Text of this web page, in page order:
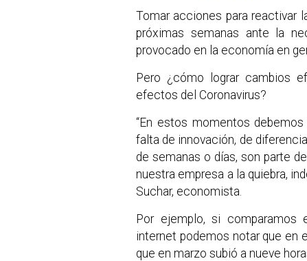
Tomar acciones para reactivar
próximas semanas ante la
provocado en la economía en
Pero ¿cómo lograr cambios
efectos del Coronavirus?
“En estos momentos
falta de innovación, de
de semanas o días, son parte
nuestra empresa a la quiebra,
Suchar, economista.
Por ejemplo, si comparamos
internet podemos notar que en
que en marzo subió a nueve